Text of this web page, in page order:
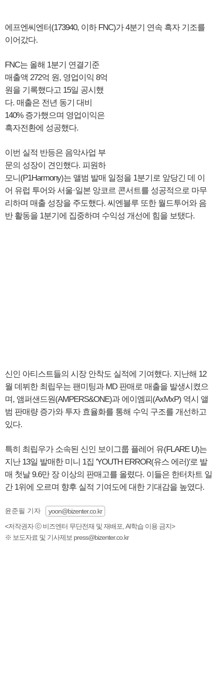
에프엔씨엔터(173940, 이하 FNC)가 4분기 연속 흑자 기조를
이어갔다.
FNC는 올해 1분기 연결기준
매출액 272억 원, 영업이익 8억
원을 기록했다고 15일 공시했
다. 매출은 전년 동기 대비
140% 증가했으며 영업이익은
흑자전환에 성공했다.
이번 실적 반등은 음악사업 부
문의 성장이 견인했다. 피원하
모니(P1Harmony)는 앨범 발매 일정을 1분기로 앞당긴 데 이
어 유럽 투어와 서울·일본 앙코르 콘서트를 성공적으로 마무
리하며 매출 성장을 주도했다. 씨엔블루 또한 월드투어와 음
반 활동을 1분기에 집중하며 수익성 개선에 힘을 보탰다.
신인 아티스트들의 시장 안착도 실적에 기여했다. 지난해 12
월 데뷔한 최립우는 팬미팅과 MD 판매로 매출을 발생시켰으
며, 앰퍼샌드원(AMPERS&ONE)과 에이엠피(AxMxP) 역시 앨
범 판매량 증가와 투자 효율화를 통해 수익 구조를 개선하고
있다.
특히 최립우가 소속된 신인 보이그룹 플레어 유(FLARE U)는
지난 13일 발매한 미니 1집 'YOUTH ERROR(유스 에러)'로 발
매 첫날 9.6만 장 이상의 판매고를 올렸다. 이들은 한터차트 일
간 1위에 오르며 향후 실적 기여도에 대한 기대감을 높였다.
윤준필 기자
yoon@bizenter.co.kr
<저작권자 ⓒ 비즈엔터 무단전재 및 재배포, AI학습 이용 금지>
※ 보도자료 및 기사제보 press@bizenter.co.kr